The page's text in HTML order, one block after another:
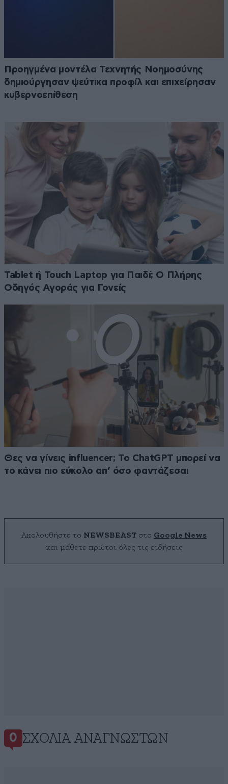
Προηγμένα μοντέλα Τεχνητής Νοημοσύνης
δημιούργησαν ψεύτικα προφίλ και επιχείρησαν
κυβερνοεπίθεση
Tablet ή Touch Laptop για Παιδί; Ο Πλήρης
Οδηγός Αγοράς για Γονείς
Θες να γίνεις influencer; Το ChatGPT μπορεί να
το κάνει πιο εύκολο απ’ όσο φαντάζεσαι
Ακολουθήστε το NEWSBEAST στο Google News
και μάθετε πρώτοι όλες τις ειδήσεις
0 ΣΧΌΛΙΑ ΑΝΑΓΝΩΣΤΏΝ